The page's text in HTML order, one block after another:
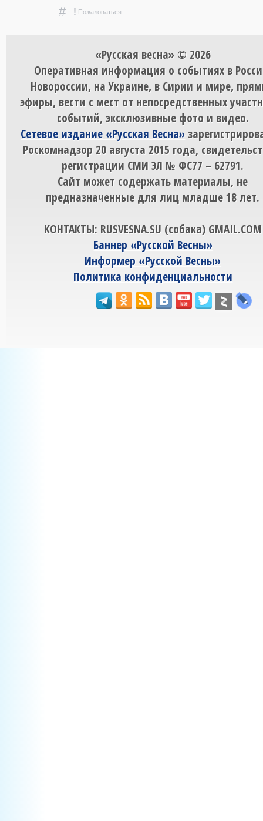
# ! Пожаловаться
«Русская весна» © 2026
Оперативная информация о событиях в
Новороссии, на Украине, в Сирии и мире,
эфиры, вести с мест от непосредственных
событий, эксклюзивные фото и видео.
Сетевое издание «Русская Весна»
Роскомнадзор 20 августа 2015 года,
регистрации СМИ ЭЛ № ФС77 – 62791.
Сайт может содержать материалы, не
предназначенные для лиц младше 18 лет.
КОНТАКТЫ: RUSVESNA.SU (собака) GMAIL.COM
Баннер «Русской Весны»
Информер «Русской Весны»
Политика конфиденциальности